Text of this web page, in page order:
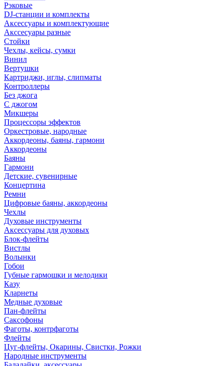
Рэковые
DJ-станции и комплекты
Аксессуары и комплектующие
Акссесуары разные
Стойки
Чехлы, кейсы, сумки
Винил
Вертушки
Картриджи, иглы, слипматы
Контроллеры
Без джога
С джогом
Микшеры
Процессоры эффектов
Оркестровые, народные
Аккордеоны, баяны, гармони
Аккордеоны
Баяны
Гармони
Детские, сувенирные
Концертина
Ремни
Цифровые баяны, аккордеоны
Чехлы
Духовые инструменты
Аксессуары для духовых
Блок-флейты
Вистлы
Волынки
Гобои
Губные гармошки и мелодики
Казу
Кларнеты
Медные духовые
Пан-флейты
Саксофоны
Фаготы, контрфаготы
Флейты
Цуг-флейты, Окарины, Свистки, Рожки
Народные инструменты